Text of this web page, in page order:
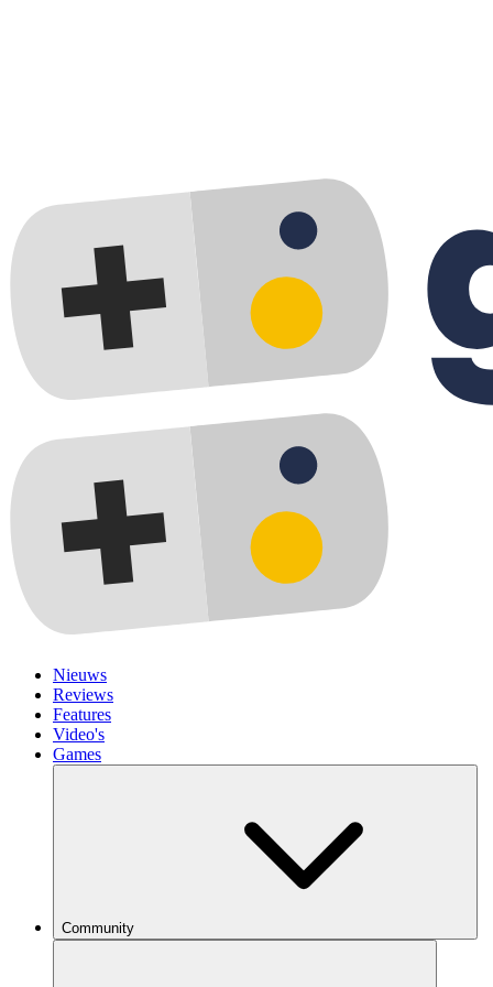
Nieuws
Reviews
Features
Video's
Games
Community